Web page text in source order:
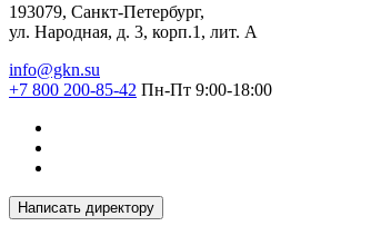
193079, Санкт-Петербург,
ул. Народная, д. 3, корп.1, лит. А
info@gkn.su
+7 800 200-85-42 Пн-Пт 9:00-18:00
Написать директору